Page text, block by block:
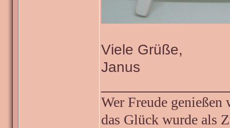
Viele Grüße,
Janus
Wer Freude
das Glück wurde als